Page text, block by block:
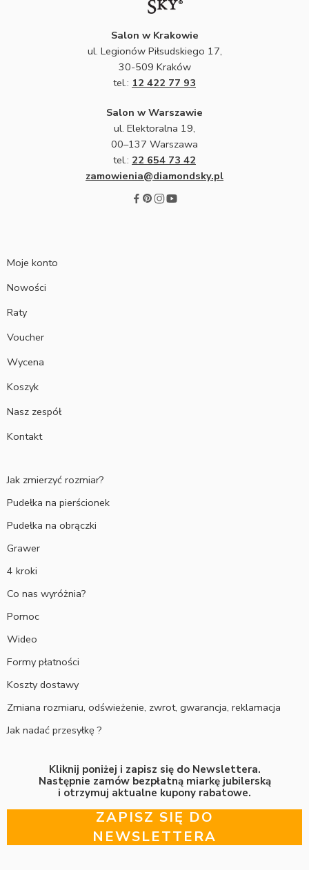
Salon w Krakowie
ul. Legionów Piłsudskiego 17,
30-509 Kraków
tel.: 12 422 77 93
Salon w Warszawie
ul. Elektoralna 19,
00–137 Warszawa
tel.: 22 654 73 42
zamowienia@diamondsky.pl
Moje konto
Nowości
Raty
Voucher
Wycena
Koszyk
Nasz zespół
Kontakt
Jak zmierzyć rozmiar?
Pudełka na pierścionek
Pudełka na obrączki
Grawer
4 kroki
Co nas wyróżnia?
Pomoc
Wideo
Formy płatności
Koszty dostawy
Zmiana rozmiaru, odświeżenie, zwrot, gwarancja, reklamacja
Jak nadać przesyłkę ?
Kliknij poniżej i zapisz się do Newslettera.
Następnie zamów bezpłatną miarkę jubilerską
i otrzymuj aktualne kupony rabatowe.
ZAPISZ SIĘ DO
NEWSLETTERA